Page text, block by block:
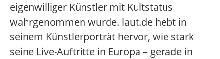
eigenwilliger Künstler mit Kultstatus
wahrgenommen wurde. laut.de hebt in
seinem Künstlerporträt hervor, wie stark
seine Live-Auftritte in Europa – gerade in